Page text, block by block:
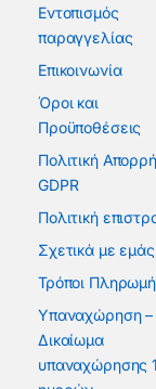
Εντοπισμός
παραγγελίας
Επικοινωνία
Όροι και
Προϋποθέσεις
Πολιτική
GDPR
Πολιτική
Σχετικά με εμάς
Τρόποι
Υπαναχώρηση –
Δικαίωμα
υπαναχώρησης